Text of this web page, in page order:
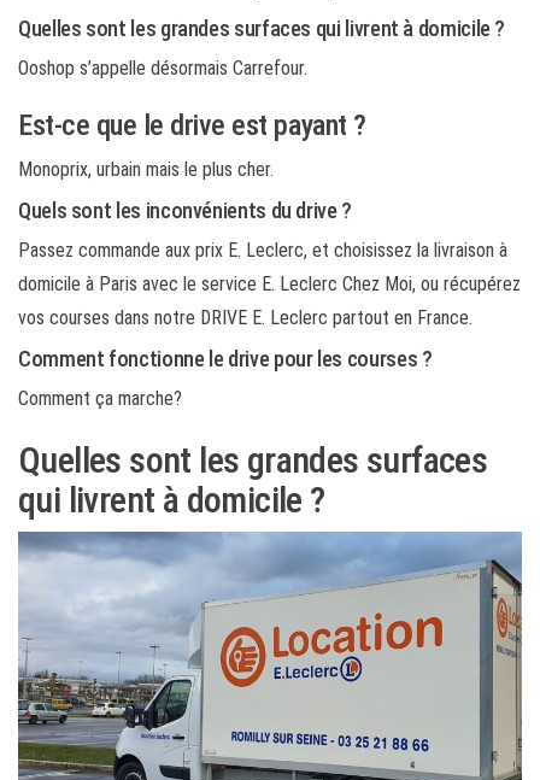
Quelles sont les grandes surfaces qui livrent à domicile ?
Ooshop s’appelle désormais Carrefour.
Est-ce que le drive est payant ?
Monoprix, urbain mais le plus cher.
Quels sont les inconvénients du drive ?
Passez commande aux prix E. Leclerc, et choisissez la livraison à
domicile à Paris avec le service E. Leclerc Chez Moi, ou récupérez
vos courses dans notre DRIVE E. Leclerc partout en France.
Comment fonctionne le drive pour les courses ?
Comment ça marche?
Quelles sont les grandes surfaces
qui livrent à domicile ?